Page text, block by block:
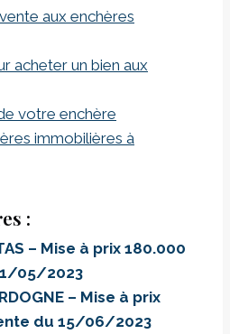
vente aux enchères
acheter un bien aux
votre enchère
immobilières à
:
– Mise à prix 180.000
05/2023
– Mise à prix
du 15/06/2023